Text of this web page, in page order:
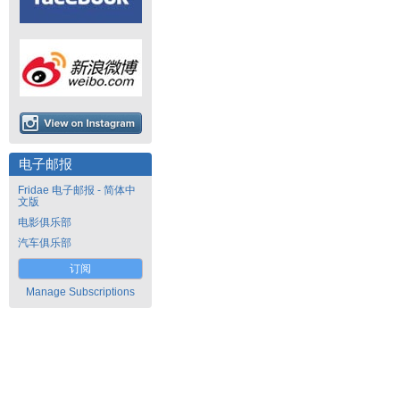
电子邮报
Fridae 电子邮报 - 简体中
文版
电影俱乐部
汽车俱乐部
订阅
Manage Subscriptions